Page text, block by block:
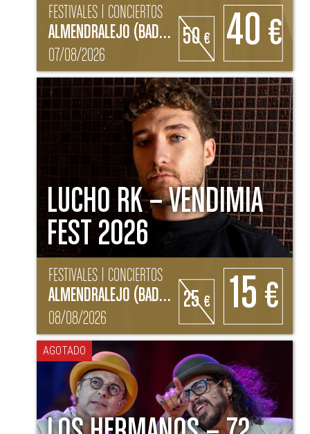
FESTIVALES | CONCIERTOS
ALMENDRALEJO (BADAJOZ)
07/08/2026
50€ 40 €
LUCHO RK – VENDIMIA
FEST 2026
FESTIVALES | CONCIERTOS
ALMENDRALEJO (BADAJOZ)
08/08/2026
25€ 15 €
AGOTADO